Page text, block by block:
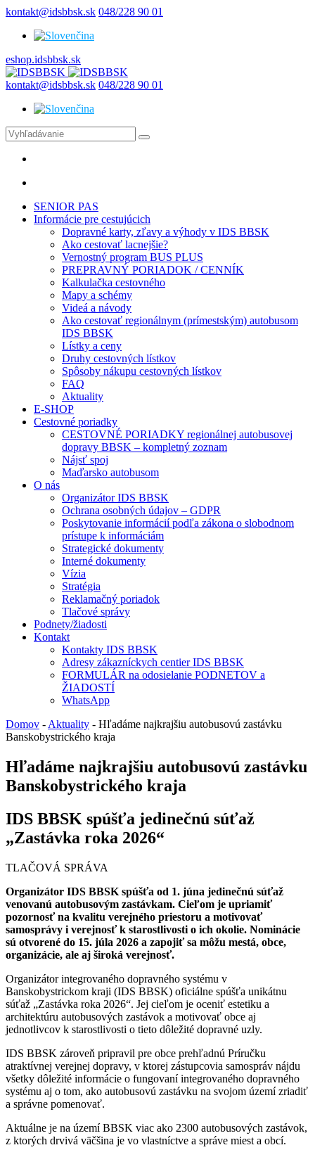
kontakt@idsbbsk.sk 048/228 90 01
eshop.idsbbsk.sk
kontakt@idsbbsk.sk 048/228 90 01
SENIOR PAS
Informácie pre cestujúcich
Dopravné karty, zľavy a výhody v IDS BBSK
Ako cestovať lacnejšie?
Vernostný program BUS PLUS
PREPRAVNÝ PORIADOK / CENNÍK
Kalkulačka cestovného
Mapy a schémy
Videá a návody
Ako cestovať regionálnym (prímestským) autobusom
IDS BBSK
Lístky a ceny
Druhy cestovných lístkov
Spôsoby nákupu cestovných lístkov
FAQ
Aktuality
E-SHOP
Cestovné poriadky
CESTOVNÉ PORIADKY regionálnej autobusovej
dopravy BBSK – kompletný zoznam
Nájsť spoj
Maďarsko autobusom
O nás
Organizátor IDS BBSK
Ochrana osobných údajov – GDPR
Poskytovanie informácií podľa zákona o slobodnom
prístupe k informáciám
Strategické dokumenty
Interné dokumenty
Vízia
Stratégia
Reklamačný poriadok
Tlačové správy
Podnety/žiadosti
Kontakt
Kontakty IDS BBSK
Adresy zákazníckych centier IDS BBSK
FORMULÁR na odosielanie PODNETOV a
ŽIADOSTÍ
WhatsApp
Domov - Aktuality - Hľadáme najkrajšiu autobusovú zastávku
Banskobystrického kraja
Hľadáme najkrajšiu autobusovú zastávku
Banskobystrického kraja
IDS BBSK spúšťa jedinečnú súťaž
„Zastávka roka 2026“
TLAČOVÁ SPRÁVA
Organizátor IDS BBSK spúšťa od 1. júna jedinečnú súťaž
venovanú autobusovým zastávkam. Cieľom je upriamiť
pozornosť na kvalitu verejného priestoru a motivovať
samosprávy i verejnosť k starostlivosti o ich okolie. Nominácie
sú otvorené do 15. júla 2026 a zapojiť sa môžu mestá, obce,
organizácie, ale aj široká verejnosť.
Organizátor integrovaného dopravného systému v
Banskobystrickom kraji (IDS BBSK) oficiálne spúšťa unikátnu
súťaž „Zastávka roka 2026“. Jej cieľom je oceniť estetiku a
architektúru autobusových zastávok a motivovať obce aj
jednotlivcov k starostlivosti o tieto dôležité dopravné uzly.
IDS BBSK zároveň pripravil pre obce prehľadnú Príručku
atraktívnej verejnej dopravy, v ktorej zástupcovia samospráv nájdu
všetky dôležité informácie o fungovaní integrovaného dopravného
systému aj o tom, ako autobusovú zastávku na svojom území zriadiť
a správne pomenovať.
Aktuálne je na území BBSK viac ako 2300 autobusových zastávok,
z ktorých drvivá väčšina je vo vlastníctve a správe miest a obcí.